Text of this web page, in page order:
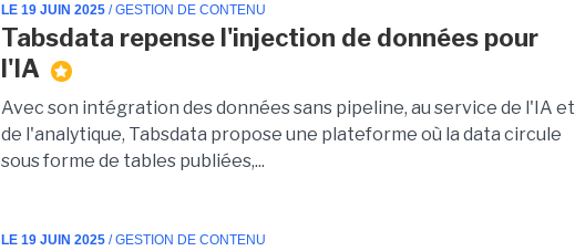
LE 19 JUIN 2025 / GESTION DE CONTENU
Tabsdata repense l'injection de données pour
l'IA
Avec son intégration des données sans pipeline, au service de l'IA et
de l'analytique, Tabsdata propose une plateforme où la data circule
sous forme de tables publiées,...
LE 19 JUIN 2025 / GESTION DE CONTENU